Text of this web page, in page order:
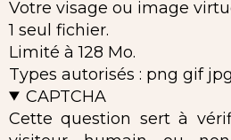
Votre visage ou image
1 seul fichier.
Limité à 128 Mo.
Types autorisés : png gif
CAPTCHA
Cette question sert à